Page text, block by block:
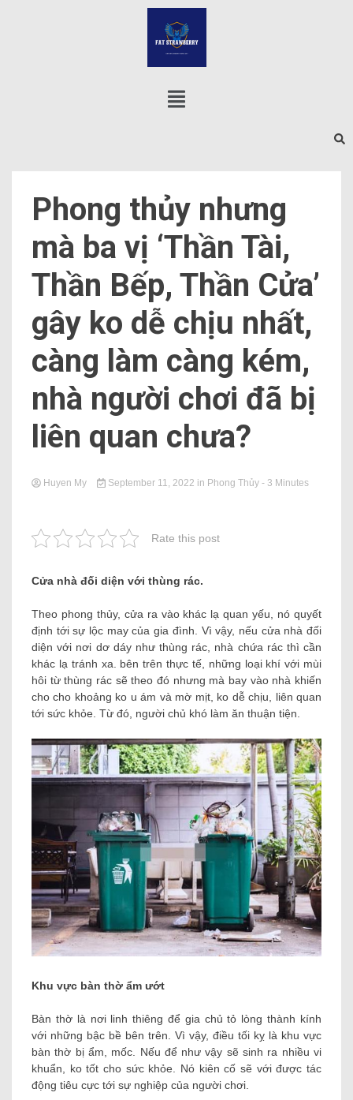
Phong thủy nhưng
mà ba vị ‘Thần Tài,
Thần Bếp, Thần Cửa’
gây ko dễ chịu nhất,
càng làm càng kém,
nhà người chơi đã bị
liên quan chưa?
Huyen My September 11, 2022 in Phong Thủy - 3 Minutes
Rate this post
Cửa nhà đối diện với thùng rác.
Theo phong thủy, cửa ra vào khác lạ quan yếu, nó quyết
định tới sự lộc may của gia đình. Vì vậy, nếu cửa nhà đối
diện với nơi dơ dáy như thùng rác, nhà chứa rác thì cần
khác lạ tránh xa. bên trên thực tế, những loại khí với mùi
hôi từ thùng rác sẽ theo đó nhưng mà bay vào nhà khiến
cho cho khoảng ko u ám và mờ mịt, ko dễ chịu, liên quan
tới sức khỏe. Từ đó, người chủ khó làm ăn thuận tiện.
Khu vực bàn thờ ẩm ướt
Bàn thờ là nơi linh thiêng để gia chủ tỏ lòng thành kính
với những bậc bề bên trên. Vì vậy, điều tối kỵ là khu vực
bàn thờ bị ẩm, mốc. Nếu để như vậy sẽ sinh ra nhiều vi
khuẩn, ko tốt cho sức khỏe. Nó kiên cố sẽ với được tác
động tiêu cực tới sự nghiệp của người chơi.